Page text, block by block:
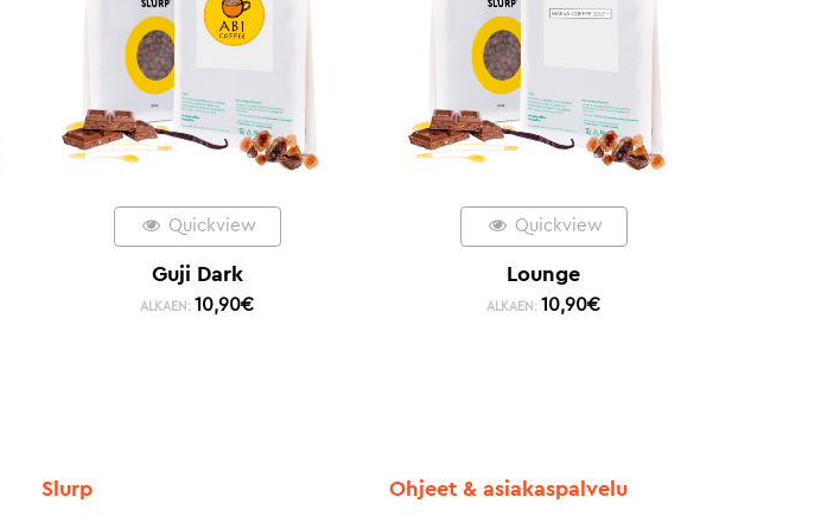
Quickview
Guji Dark
ALKAEN: 10,90€
Quickview
Lounge
ALKAEN: 10,90€
Slurp Ohjeet & asiakaspalvelu